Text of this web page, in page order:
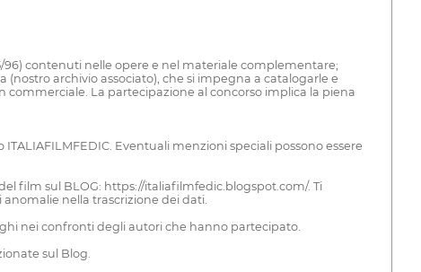
96) contenuti nelle opere e nel materiale complementare;
archivio associato), che si impegna a catalogarle e
commerciale. La partecipazione al concorso implica la piena
Eventuali menzioni speciali possono essere
film sul BLOG: https://italiafilmfedic.blogspot.com/. Ti
nella trascrizione dei dati.
nei confronti degli autori che hanno partecipato.
sul Blog.